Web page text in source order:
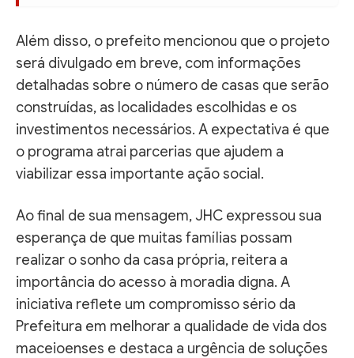
Além disso, o prefeito mencionou que o projeto
será divulgado em breve, com informações
detalhadas sobre o número de casas que serão
construídas, as localidades escolhidas e os
investimentos necessários. A expectativa é que
o programa atrai parcerias que ajudem a
viabilizar essa importante ação social.
Ao final de sua mensagem, JHC expressou sua
esperança de que muitas famílias possam
realizar o sonho da casa própria, reitera a
importância do acesso à moradia digna. A
iniciativa reflete um compromisso sério da
Prefeitura em melhorar a qualidade de vida dos
maceioenses e destaca a urgência de soluções